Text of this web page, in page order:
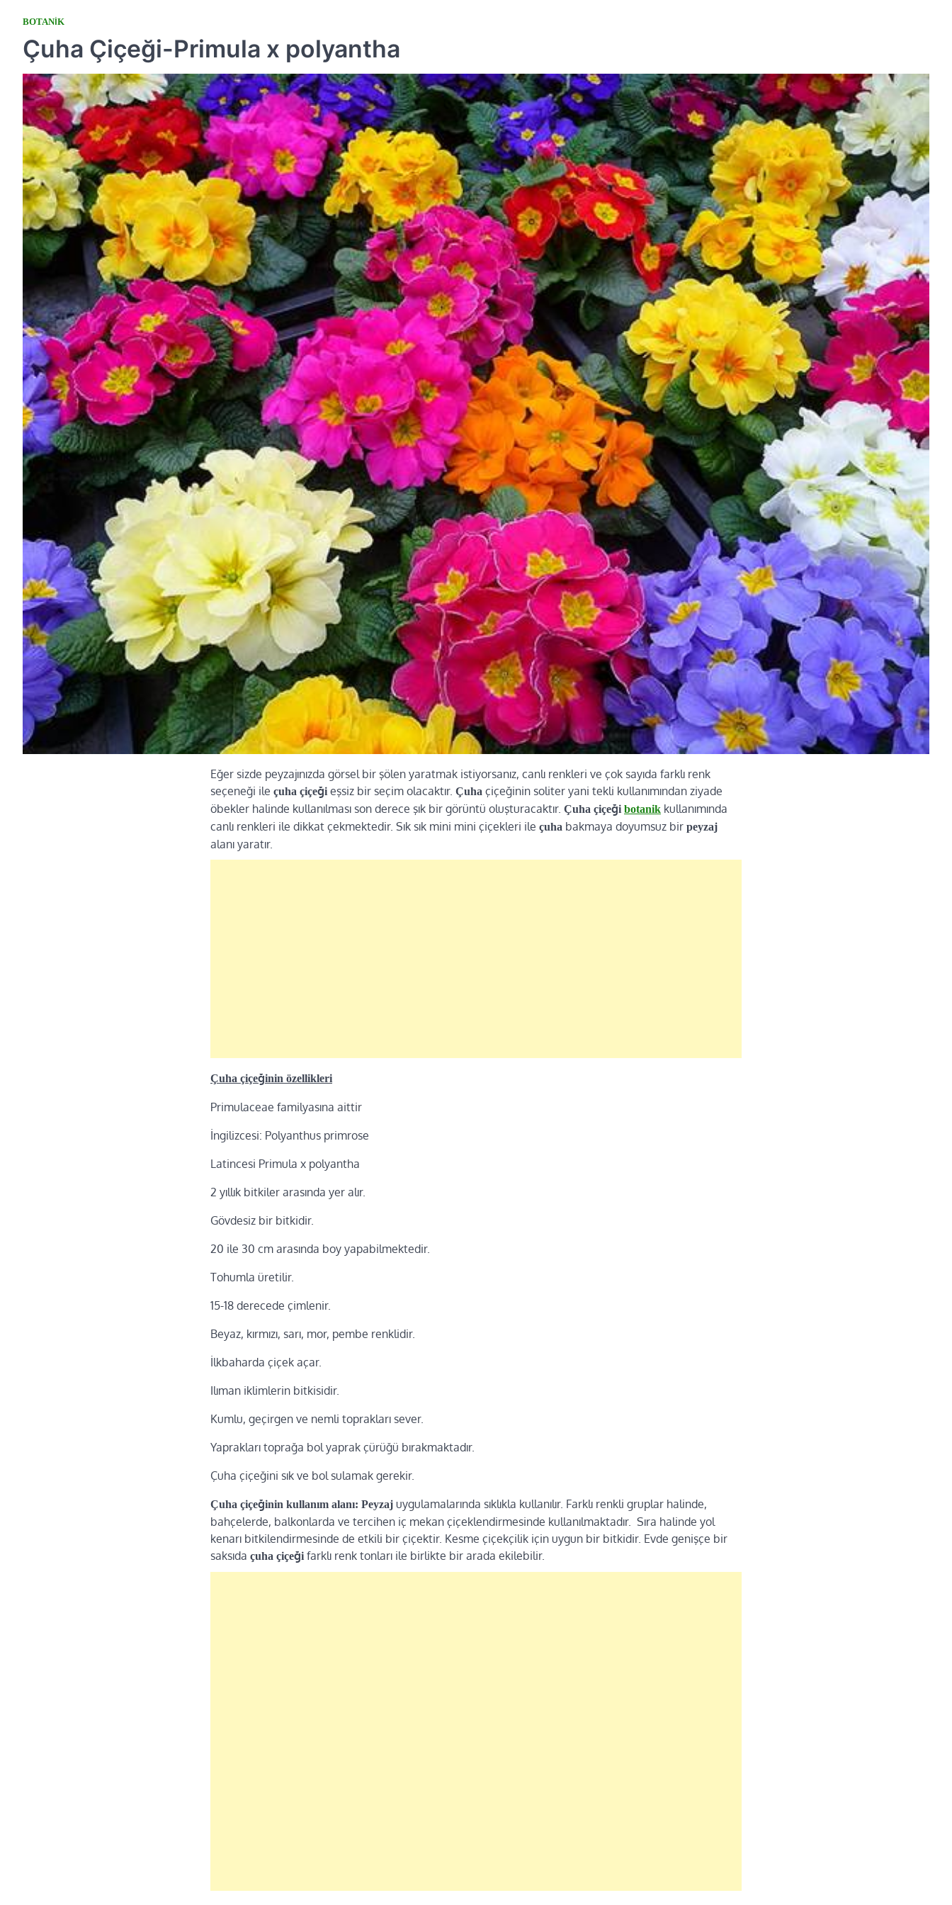
BOTANIK
Çuha Çiçeği-Primula x polyantha
Eğer sizde peyzajınızda görsel bir şölen yaratmak istiyorsanız, canlı renkleri ve çok sayıda farklı renk
seçeneği ile çuha çiçeği eşsiz bir seçim olacaktır. Çuha çiçeğinin soliter yani tekli kullanımından ziyade
öbekler halinde kullanılması son derece şık bir görüntü oluşturacaktır. Çuha çiçeği botanik kullanımında
canlı renkleri ile dikkat çekmektedir. Sık sık mini mini çiçekleri ile çuha bakmaya doyumsuz bir peyzaj
alanı yaratır.
Çuha çiçeğinin özellikleri
Primulaceae familyasına aittir
İngilizcesi: Polyanthus primrose
Latincesi Primula x polyantha
2 yıllık bitkiler arasında yer alır.
Gövdesiz bir bitkidir.
20 ile 30 cm arasında boy yapabilmektedir.
Tohumla üretilir.
15-18 derecede çimlenir.
Beyaz, kırmızı, sarı, mor, pembe renklidir.
İlkbaharda çiçek açar.
Ilıman iklimlerin bitkisidir.
Kumlu, geçirgen ve nemli toprakları sever.
Yaprakları toprağa bol yaprak çürüğü bırakmaktadır.
Çuha çiçeğini sık ve bol sulamak gerekir.
Çuha çiçeğinin kullanım alanı: Peyzaj uygulamalarında sıklıkla kullanılır. Farklı renkli gruplar halinde,
bahçelerde, balkonlarda ve tercihen iç mekan çiçeklendirmesinde kullanılmaktadır. Sıra halinde yol
kenarı bitkilendirmesinde de etkili bir çiçektir. Kesme çiçekçilik için uygun bir bitkidir. Evde genişçe bir
saksıda çuha çiçeği farklı renk tonları ile birlikte bir arada ekilebilir.